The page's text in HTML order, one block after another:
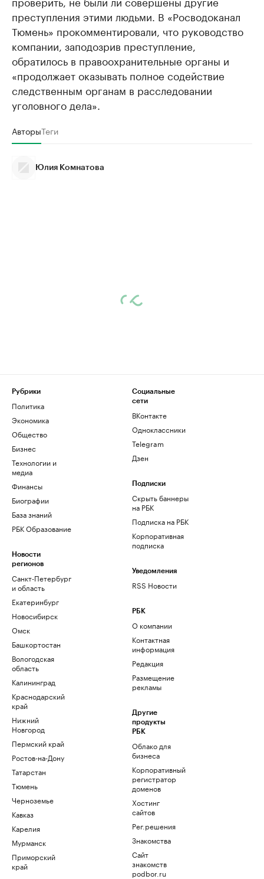
преступления этими людьми. В «Росводоканал
Тюмень» прокомментировали, что руководство
компании, заподозрив преступление,
обратилось в правоохранительные органы и
«продолжает оказывать полное содействие
следственным органам в расследовании
уголовного дела».
АвторыТеги
Юлия Комнатова
Рубрики
Политика
Экономика
Общество
Бизнес
Технологии и
медиа
Финансы
Биографии
База знаний
РБК Образование
Новости
регионов
Санкт-Петербург
и область
Екатеринбург
Новосибирск
Омск
Башкортостан
Вологодская
область
Калининград
Краснодарский
край
Нижний
Новгород
Пермский край
Ростов-на-Дону
Татарстан
Тюмень
Черноземье
Кавказ
Карелия
Мурманск
Приморский
край
Социальные
сети
ВКонтакте
Одноклассники
Telegram
Дзен
Подписки
Скрыть баннеры
на РБК
Подписка на РБК
Корпоративная
подписка
Уведомления
RSS Новости
РБК
О компании
Контактная
информация
Редакция
Размещение
рекламы
Другие
продукты
РБК
Облако для
бизнеса
Корпоративный
регистратор
доменов
Хостинг
сайтов
Рег.решения
Знакомства
Сайт
знакомств
podbor.ru